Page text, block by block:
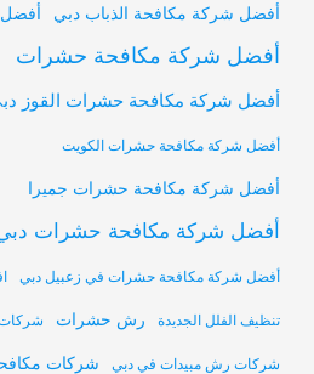
أفضل شركة مكافحة الذباب دبي
أفضل شركة مكافحة حشرات
أفضل شركة مكافحة حشرات القوز
أفضل شركة مكافحة حشرات الكويت
أفضل شركة مكافحة حشرات جميرا
أفضل شركة مكافحة حشرات
أفضل شركة مكافحة حشرات في زعبيل دبي
تنظيف الفلل الجديدة رش حشرات
شركات رش مبيدات في دبي شركات